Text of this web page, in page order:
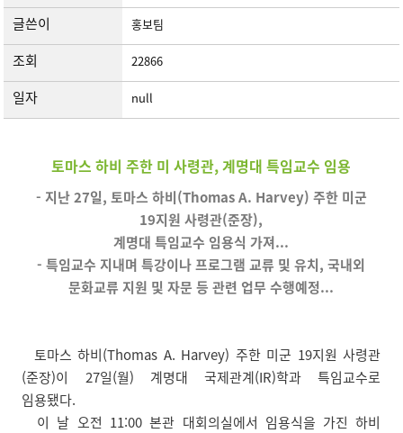
글쓴이
홍보팀
조회 22866
일자 null
토마스 하비 주한 미 사령관, 계명대 특임교수 임용
- 지난 27일, 토마스 하비(Thomas A. Harvey) 주한 미군
19지원 사령관(준장),
계명대 특임교수 임용식 가져...
- 특임교수 지내며 특강이나 프로그램 교류 및 유치, 국내외
문화교류 지원 및 자문 등 관련 업무 수행예정...
토마스 하비(Thomas A. Harvey) 주한 미군 19지원 사령관
(준장)이 27일(월) 계명대 국제관계(IR)학과 특임교수로
임용됐다.
이 날 오전 11:00 본관 대회의실에서 임용식을 가진 하비